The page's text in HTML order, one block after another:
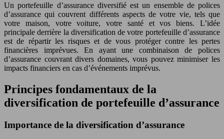
Un portefeuille d’assurance diversifié est un ensemble de polices
d’assurance qui couvrent différents aspects de votre vie, tels que
votre maison, votre voiture, votre santé et vos biens. L’idée
principale derrière la diversification de votre portefeuille d’assurance
est de répartir les risques et de vous protéger contre les pertes
financières imprévues. En ayant une combinaison de polices
d’assurance couvrant divers domaines, vous pouvez minimiser les
impacts financiers en cas d’événements imprévus.
Principes fondamentaux de la
diversification de portefeuille d’assurance
Importance de la diversification d’assurance